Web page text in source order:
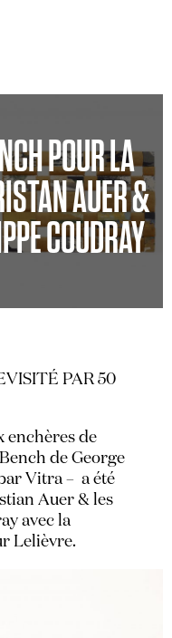
POUR LA
AUER &
COUDRAY
PAR 50
enchères de
de George
Vitra – a été
Auer & les
avec la
Lelièvre.